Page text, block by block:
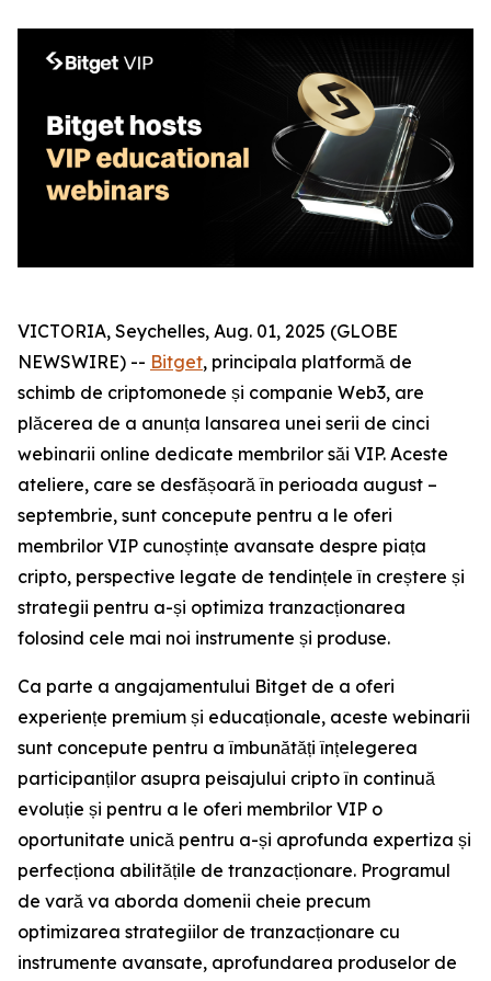
VICTORIA, Seychelles, Aug. 01, 2025 (GLOBE
NEWSWIRE) -- Bitget, principala platformă de
schimb de criptomonede și companie Web3, are
plăcerea de a anunța lansarea unei serii de cinci
webinarii online dedicate membrilor săi VIP. Aceste
ateliere, care se desfășoară în perioada august –
septembrie, sunt concepute pentru a le oferi
membrilor VIP cunoștințe avansate despre piața
cripto, perspective legate de tendințele în creștere și
strategii pentru a-și optimiza tranzacționarea
folosind cele mai noi instrumente și produse.
Ca parte a angajamentului Bitget de a oferi
experiențe premium și educaționale, aceste webinarii
sunt concepute pentru a îmbunătăți înțelegerea
participanților asupra peisajului cripto în continuă
evoluție și pentru a le oferi membrilor VIP o
oportunitate unică pentru a-și aprofunda expertiza și
perfecționa abilitățile de tranzacționare. Programul
de vară va aborda domenii cheie precum
optimizarea strategiilor de tranzacționare cu
instrumente avansate, aprofundarea produselor de